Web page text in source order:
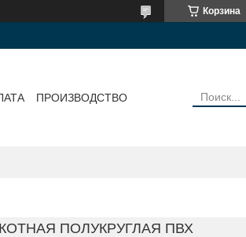
Корзина
ПРОИЗВОДСТВО
ПОЛУКРУГЛАЯ ПВХ